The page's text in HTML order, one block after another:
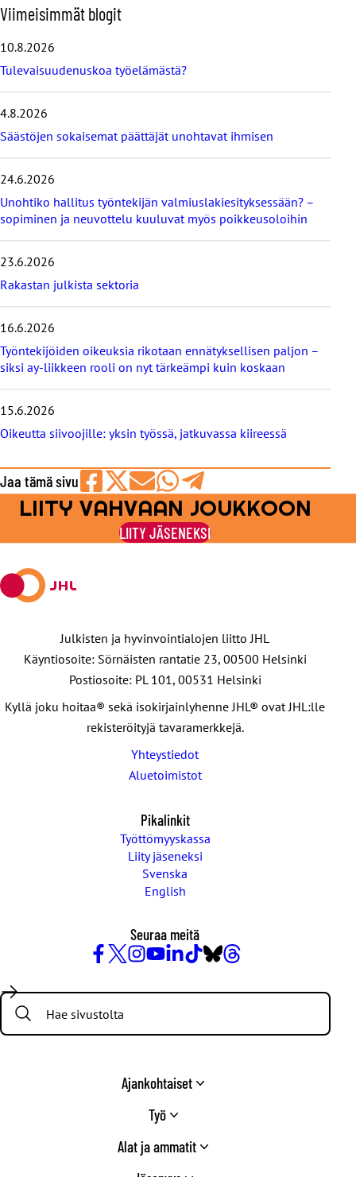
O
h
i
t
a
v
i
m
s
i
m
t
b
o
g
i
t
Viimeisimmät blogit
10.8.2026
Tulevaisuudenuskoa työelämästä?
4.8.2026
Säästöjen sokaisemat päättäjät unohtavat ihmisen
24.6.2026
Unohtiko hallitus työntekijän valmiuslakiesityksessään? –
sopiminen ja neuvottelu kuuluvat myös poikkeusoloihin
23.6.2026
Rakastan julkista sektoria
16.6.2026
Työntekijöiden oikeuksia rikotaan ennätyksellisen paljon –
siksi ay-liikkeen rooli on nyt tärkeämpi kuin koskaan
15.6.2026
Oikeutta siivoojille: yksin työssä, jatkuvassa kiireessä
Jaa tämä sivu
Jaa
Facebookissa
Jaa
viestipalvelu
X:ssä
Jaa
sähköpostilla
Jaa
WhatsAppilla
Jaa
Telegramilla
LIITY VAHVAAN JOUKKOON
LIITY JÄSENEKSI
Julkisten ja hyvinvointialojen liitto JHL
Käyntiosoite: Sörnäisten rantatie 23, 00500 Helsinki
Postiosoite: PL 101, 00531 Helsinki
Kyllä joku hoitaa® sekä isokirjainlyhenne JHL® ovat JHL:lle
rekisteröityjä tavaramerkkejä.
Yhteystiedot
Aluetoimistot
Pikalinkit
Työttömyyskassa
Liity jäseneksi
Svenska
English
Seuraa meitä
/
Twitter
Search:
Ajankohtaiset
Työ
Alat ja ammatit